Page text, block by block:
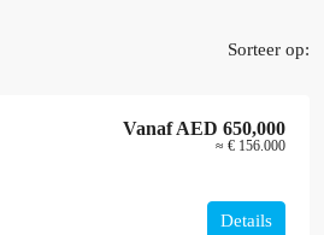
Sorteer op:
VanafAED 650,000
≈ € 156.000
Details